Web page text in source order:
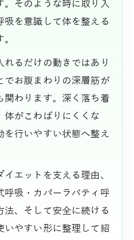
。そのような時に取り入
吸を意識して体を整える
るだけの動きではあり
でお腹まわりの深層筋が
関わります。深く落ち着
体がこわばりにくくな
を行いやすい状態へ整え
エットを支える理由、
呼吸・カパーラバティ呼
法、そして安全に続ける
いやすい形に整理して紹